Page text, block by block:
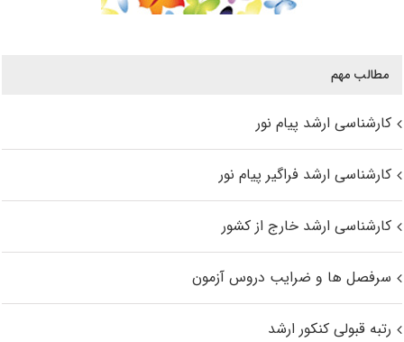
مطالب مهم
کارشناسی ارشد پیام نور
کارشناسی ارشد فراگیر پیام نور
کارشناسی ارشد خارج از کشور
سرفصل ها و ضرایب دروس آزمون
رتبه قبولی کنکور ارشد